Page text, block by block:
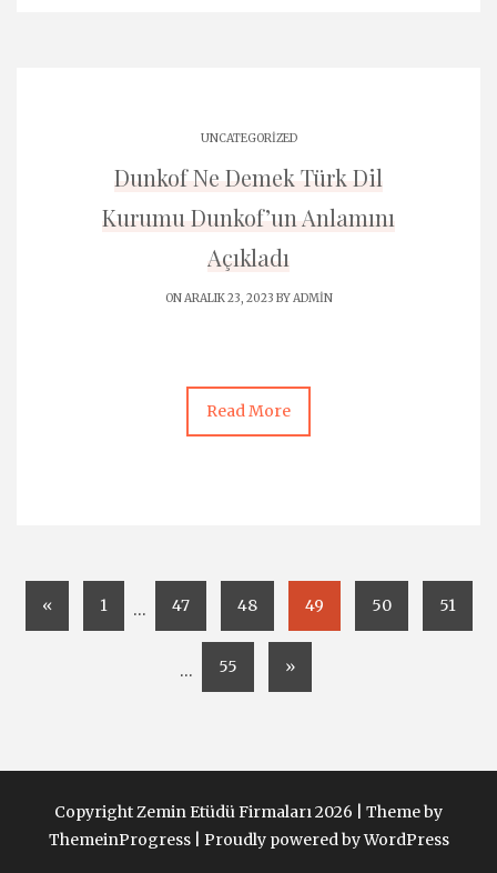
UNCATEGORIZED
Dunkof Ne Demek Türk Dil
Kurumu Dunkof’un Anlamını
Açıkladı
ON ARALIK 23, 2023 BYADMIN
Read More
« 1 … 47 48 49 50 51
… 55 »
Copyright Zemin Etüdü Firmaları 2026 | Theme by
ThemeinProgress| Proudly powered by WordPress